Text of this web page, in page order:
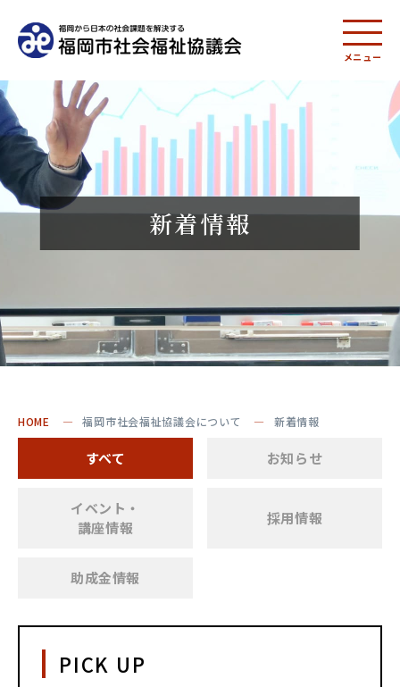
メニュー
新着情報
HOME 福岡市社会福祉協議会について 新着情報
すべて お知らせ
イベント・
講座情報
採用情報
助成金情報
PICK UP